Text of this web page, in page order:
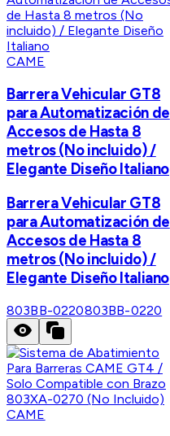
CAME
Barrera Vehicular GT8
para Automatización de
Accesos de Hasta 8
metros (No incluido) /
Elegante Diseño Italiano
Barrera Vehicular GT8
para Automatización de
Accesos de Hasta 8
metros (No incluido) /
Elegante Diseño Italiano
803BB-0220803BB-0220
CAME